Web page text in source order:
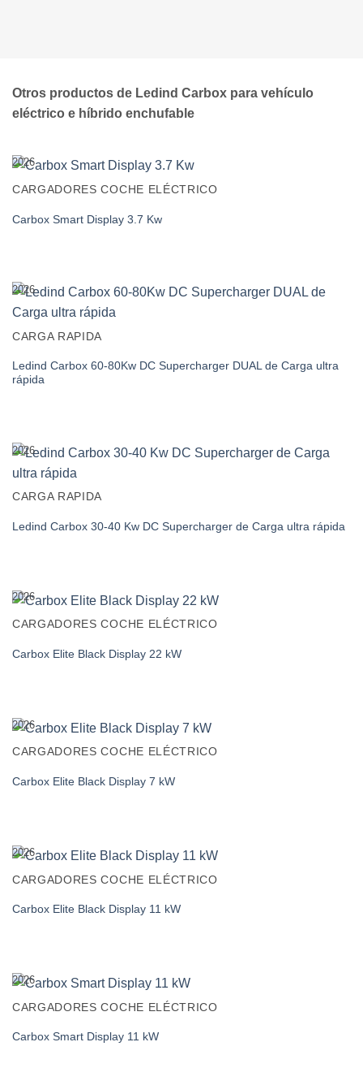
Otros productos de Ledind Carbox para vehículo
eléctrico e híbrido enchufable
2026
CARGADORES COCHE ELÉCTRICO
Carbox Smart Display 3.7 Kw
2026
CARGA RAPIDA
Ledind Carbox 60-80Kw DC Supercharger DUAL de Carga ultra
rápida
2026
CARGA RAPIDA
Ledind Carbox 30-40 Kw DC Supercharger de Carga ultra rápida
2026
CARGADORES COCHE ELÉCTRICO
Carbox Elite Black Display 22 kW
2026
CARGADORES COCHE ELÉCTRICO
Carbox Elite Black Display 7 kW
2026
CARGADORES COCHE ELÉCTRICO
Carbox Elite Black Display 11 kW
2026
CARGADORES COCHE ELÉCTRICO
Carbox Smart Display 11 kW